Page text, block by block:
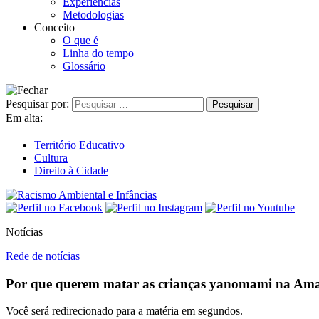
Metodologias
Conceito
O que é
Linha do tempo
Glossário
Pesquisar por:
Em alta:
Território Educativo
Cultura
Direito à Cidade
Notícias
Rede de notícias
Por que querem matar as crianças yanomami na
Você será redirecionado para a matéria em segundos.